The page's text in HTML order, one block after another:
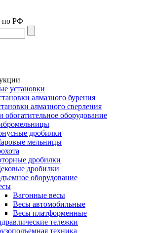
по РФ
установки
алмазного бурения
алмазного сверления
обогатительное оборудование
дробилки
мельницы
дробилки
дробилки
оборудование
Вагонные весы
Весы автомобильные
Весы платформенные
тележки
техника